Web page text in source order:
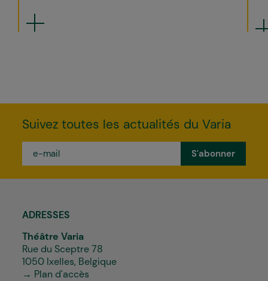
Suivez toutes les actualités du Varia
mail
ADRESSES
Théâtre Varia
Rue du Sceptre 78
1050 Ixelles, Belgique
→ Plan d'accès